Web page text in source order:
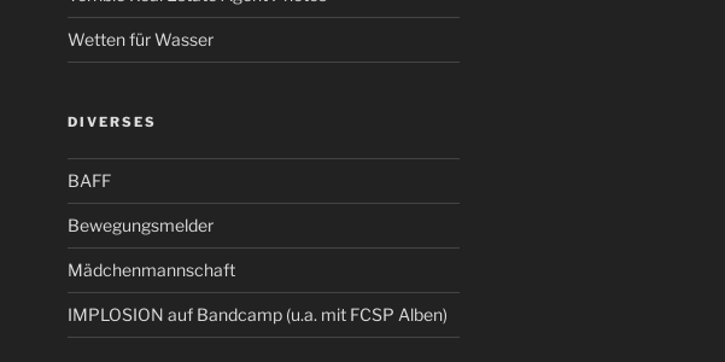
Wetten für Wasser
DIVERSES
BAFF
Bewegungsmelder
Mädchenmannschaft
IMPLOSION auf Bandcamp (u.a. mit FCSP Alben)